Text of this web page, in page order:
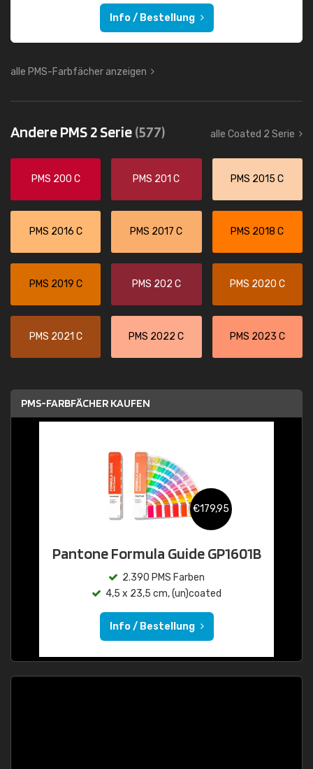
Info / Bestellung
alle PMS-Farbfächer anzeigen
Andere PMS 2 Serie(577) alle Coated 2 Serie
PMS 200 C PMS 201 C PMS 2015 C
PMS 2016 C PMS 2017 C PMS 2018 C
PMS 2019 C PMS 202 C PMS 2020 C
PMS 2021 C PMS 2022 C PMS 2023 C
PMS-FARBFÄCHER KAUFEN
€179,95
Pantone Formula Guide GP1601B
2.390 PMS Farben
4,5 x 23,5 cm, (un)coated
Info / Bestellung